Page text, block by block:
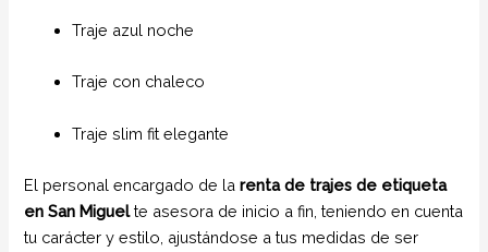
Traje azul noche
Traje con chaleco
Traje slim fit elegante
El personal encargado de la renta de trajes de etiqueta
en San Miguelte asesora de inicio a fin, teniendo en cuenta
tu carácter y estilo, ajustándose a tus medidas de ser